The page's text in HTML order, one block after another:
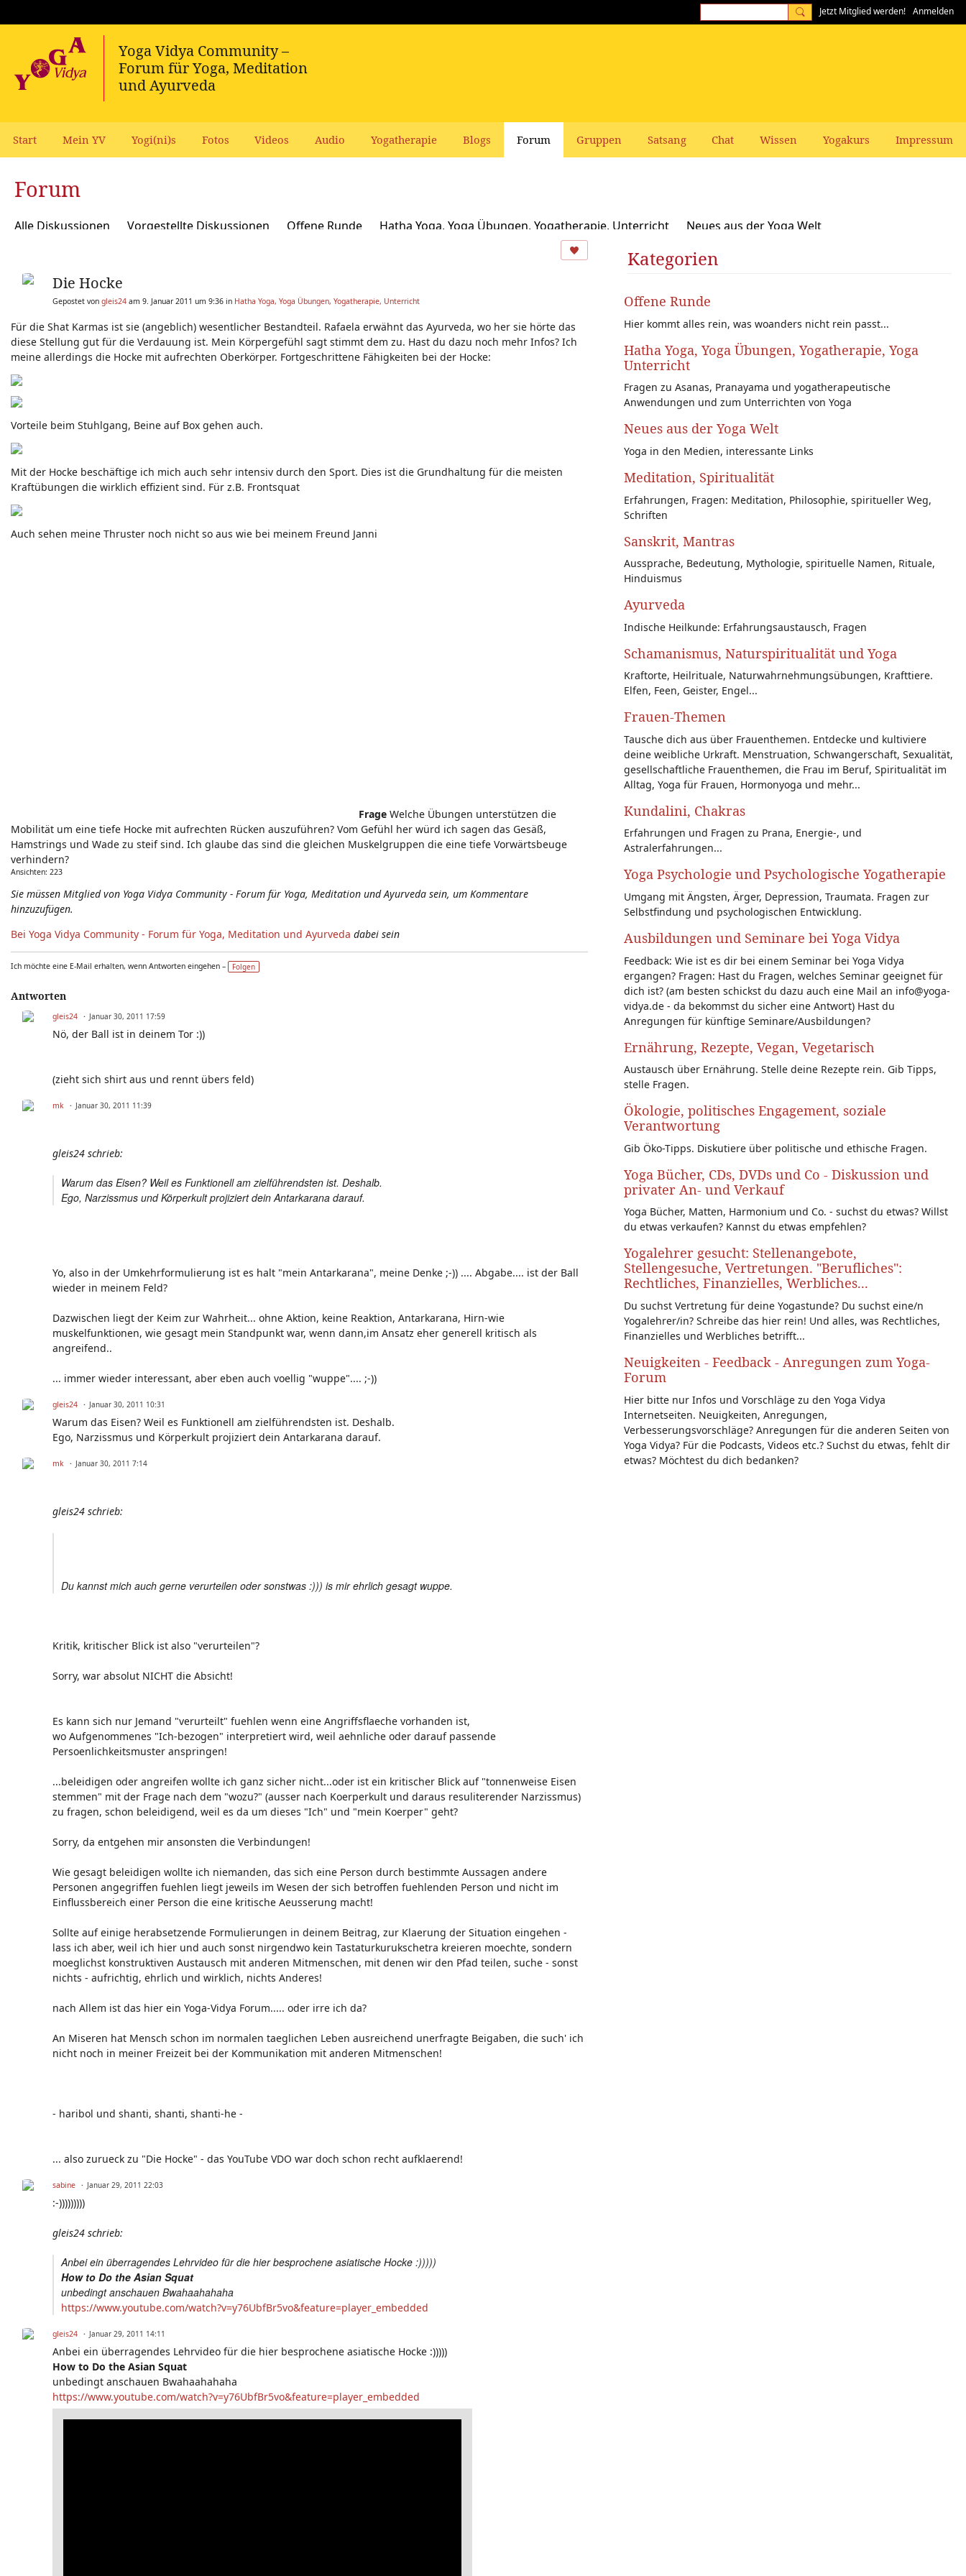
Jetzt Mitglied werden! Anmelden
Start Mein YV Yogi(ni)s Fotos Videos Audio Yogatherapie Blogs Forum Gruppen Satsang Chat Wissen Yogakurs Impressum
Forum
Alle Diskussionen Vorgestellte Diskussionen Offene Runde Hatha Yoga, Yoga Übungen, Yogatherapie, Unterricht
Neues aus der Yoga Welt
Schamanismus, Naturspiritualität und Yoga Frauen-Themen
Yoga Psychologie und Psychologische Yogatherapie
Neuigkeiten - Feedback - Anregungen zum Yoga-Forum
Die Hocke
Gepostet von gleis24 am 9. Januar 2011 um 9:36 in Hatha Yoga, Yoga Übungen, Yogatherapie, Unterricht
Für die Shat Karmas ist sie (angeblich) wesentlicher Bestandteil. Rafaela erwähnt das Ayurveda, wo her sie hörte das
diese Stellung gut für die Verdauung ist. Mein Körpergefühl sagt stimmt dem zu. Hast du dazu noch mehr Infos? Ich
meine allerdings die Hocke mit aufrechten Oberkörper. Fortgeschrittene Fähigkeiten bei der Hocke:
Vorteile beim Stuhlgang, Beine auf Box gehen auch.
Mit der Hocke beschäftige ich mich auch sehr intensiv durch den Sport. Dies ist die Grundhaltung für die meisten
Kraftübungen die wirklich effizient sind. Für z.B. Frontsquat
Auch sehen meine Thruster noch nicht so aus wie bei meinem Freund Janni
Frage Welche Übungen unterstützen die
Mobilität um eine tiefe Hocke mit aufrechten Rücken auszuführen? Vom Gefühl her würd ich sagen das Gesäß,
Hamstrings und Wade zu steif sind. Ich glaube das sind die gleichen Muskelgruppen die eine tiefe Vorwärtsbeuge
verhindern?
Ansichten: 223
Sie müssen Mitglied von Yoga Vidya Community - Forum für Yoga, Meditation und Ayurveda sein, um Kommentare
hinzuzufügen.
Bei Yoga Vidya Community - Forum für Yoga, Meditation und Ayurveda dabei sein
Ich möchte eine E-Mail erhalten, wenn Antworten eingehen – Folgen
Antworten
gleis24 Januar 30, 2011 17:59
Nö, der Ball ist in deinem Tor :))
(zieht sich shirt aus und rennt übers feld)
mk Januar 30, 2011 11:39
gleis24 schrieb:
Warum das Eisen? Weil es Funktionell am zielführendsten ist. Deshalb.
Ego, Narzissmus und Körperkult projiziert dein Antarkarana darauf.
Yo, also in der Umkehrformulierung ist es halt "mein Antarkarana", meine Denke ;-)) .... Abgabe.... ist der Ball
wieder in meinem Feld?
Dazwischen liegt der Keim zur Wahrheit... ohne Aktion, keine Reaktion, Antarkarana, Hirn-wie
muskelfunktionen, wie gesagt mein Standpunkt war, wenn dann,im Ansatz eher generell kritisch als
angreifend..
... immer wieder interessant, aber eben auch voellig "wuppe".... ;-))
gleis24 Januar 30, 2011 10:31
Warum das Eisen? Weil es Funktionell am zielführendsten ist. Deshalb.
Ego, Narzissmus und Körperkult projiziert dein Antarkarana darauf.
mk Januar 30, 2011 7:14
gleis24 schrieb:
Du kannst mich auch gerne verurteilen oder sonstwas :))) is mir ehrlich gesagt wuppe.
Kritik, kritischer Blick ist also "verurteilen"?
Sorry, war absolut NICHT die Absicht!
Es kann sich nur Jemand "verurteilt" fuehlen wenn eine Angriffsflaeche vorhanden ist,
wo Aufgenommenes "Ich-bezogen" interpretiert wird, weil aehnliche oder darauf passende
Persoenlichkeitsmuster anspringen!
...beleidigen oder angreifen wollte ich ganz sicher nicht...oder ist ein kritischer Blick auf "tonnenweise Eisen
stemmen" mit der Frage nach dem "wozu?" (ausser nach Koerperkult und daraus resuliterender Narzissmus)
zu fragen, schon beleidigend, weil es da um dieses "Ich" und "mein Koerper" geht?
Sorry, da entgehen mir ansonsten die Verbindungen!
Wie gesagt beleidigen wollte ich niemanden, das sich eine Person durch bestimmte Aussagen andere
Personen angegriffen fuehlen liegt jeweils im Wesen der sich betroffen fuehlenden Person und nicht im
Einflussbereich einer Person die eine kritische Aeusserung macht!
Sollte auf einige herabsetzende Formulierungen in deinem Beitrag, zur Klaerung der Situation eingehen -
lass ich aber, weil ich hier und auch sonst nirgendwo kein Tastaturkurukschetra kreieren moechte, sondern
moeglichst konstruktiven Austausch mit anderen Mitmenschen, mit denen wir den Pfad teilen, suche - sonst
nichts - aufrichtig, ehrlich und wirklich, nichts Anderes!
nach Allem ist das hier ein Yoga-Vidya Forum..... oder irre ich da?
An Miseren hat Mensch schon im normalen taeglichen Leben ausreichend unerfragte Beigaben, die such' ich
nicht noch in meiner Freizeit bei der Kommunikation mit anderen Mitmenschen!
- haribol und shanti, shanti, shanti-he -
... also zurueck zu "Die Hocke" - das YouTube VDO war doch schon recht aufklaerend!
sabine Januar 29, 2011 22:03
:-)))))))))
gleis24 schrieb:
Anbei ein überragendes Lehrvideo für die hier besprochene asiatische Hocke :)))))
How to Do the Asian Squat
unbedingt anschauen Bwahaahahaha
https://www.youtube.com/watch?v=y76UbfBr5vo&feature=player_embedded
gleis24 Januar 29, 2011 14:11
Anbei ein überragendes Lehrvideo für die hier besprochene asiatische Hocke :)))))
How to Do the Asian Squat
unbedingt anschauen Bwahaahahaha
https://www.youtube.com/watch?v=y76UbfBr5vo&feature=player_embedded
Kategorien
Offene Runde
Hier kommt alles rein, was woanders nicht rein passt...
Hatha Yoga, Yoga Übungen, Yogatherapie, Yoga
Unterricht
Fragen zu Asanas, Pranayama und yogatherapeutische
Anwendungen und zum Unterrichten von Yoga
Neues aus der Yoga Welt
Yoga in den Medien, interessante Links
Meditation, Spiritualität
Erfahrungen, Fragen: Meditation, Philosophie, spiritueller Weg,
Schriften
Sanskrit, Mantras
Aussprache, Bedeutung, Mythologie, spirituelle Namen, Rituale,
Hinduismus
Ayurveda
Indische Heilkunde: Erfahrungsaustausch, Fragen
Schamanismus, Naturspiritualität und Yoga
Kraftorte, Heilrituale, Naturwahrnehmungsübungen, Krafttiere.
Elfen, Feen, Geister, Engel...
Frauen-Themen
Tausche dich aus über Frauenthemen. Entdecke und kultiviere
deine weibliche Urkraft. Menstruation, Schwangerschaft, Sexualität,
gesellschaftliche Frauenthemen, die Frau im Beruf, Spiritualität im
Alltag, Yoga für Frauen, Hormonyoga und mehr...
Kundalini, Chakras
Erfahrungen und Fragen zu Prana, Energie-, und
Astralerfahrungen...
Yoga Psychologie und Psychologische Yogatherapie
Umgang mit Ängsten, Ärger, Depression, Traumata. Fragen zur
Selbstfindung und psychologischen Entwicklung.
Ausbildungen und Seminare bei Yoga Vidya
Feedback: Wie ist es dir bei einem Seminar bei Yoga Vidya
ergangen? Fragen: Hast du Fragen, welches Seminar geeignet für
dich ist? (am besten schickst du dazu auch eine Mail an info@yoga-
vidya.de - da bekommst du sicher eine Antwort) Hast du
Anregungen für künftige Seminare/Ausbildungen?
Ernährung, Rezepte, Vegan, Vegetarisch
Austausch über Ernährung. Stelle deine Rezepte rein. Gib Tipps,
stelle Fragen.
Ökologie, politisches Engagement, soziale
Verantwortung
Gib Öko-Tipps. Diskutiere über politische und ethische Fragen.
Yoga Bücher, CDs, DVDs und Co - Diskussion und
privater An- und Verkauf
Yoga Bücher, Matten, Harmonium und Co. - suchst du etwas? Willst
du etwas verkaufen? Kannst du etwas empfehlen?
Yogalehrer gesucht: Stellenangebote,
Stellengesuche, Vertretungen. "Berufliches":
Rechtliches, Finanzielles, Werbliches...
Du suchst Vertretung für deine Yogastunde? Du suchst eine/n
Yogalehrer/in? Schreibe das hier rein! Und alles, was Rechtliches,
Finanzielles und Werbliches betrifft...
Neuigkeiten - Feedback - Anregungen zum Yoga-
Forum
Hier bitte nur Infos und Vorschläge zu den Yoga Vidya
Internetseiten. Neuigkeiten, Anregungen,
Verbesserungsvorschläge? Anregungen für die anderen Seiten von
Yoga Vidya? Für die Podcasts, Videos etc.? Suchst du etwas, fehlt dir
etwas? Möchtest du dich bedanken?